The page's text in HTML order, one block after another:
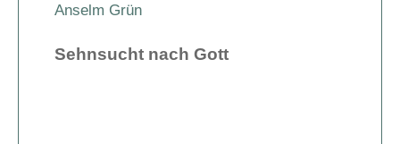
Anselm Grün
Sehnsucht nach Gott